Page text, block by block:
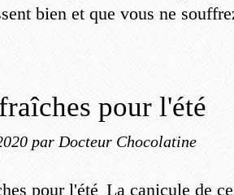
bien et que vous ne
pour l'été
par Docteur Chocolatine
La canicule de